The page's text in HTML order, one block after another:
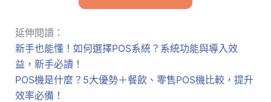
延伸閱讀：
新手也能懂！如何選擇POS系統？系統功能與導入效
益，新手必讀！
POS機是什麼？5大優勢＋餐飲、零售POS機比較，提升
效率必備！